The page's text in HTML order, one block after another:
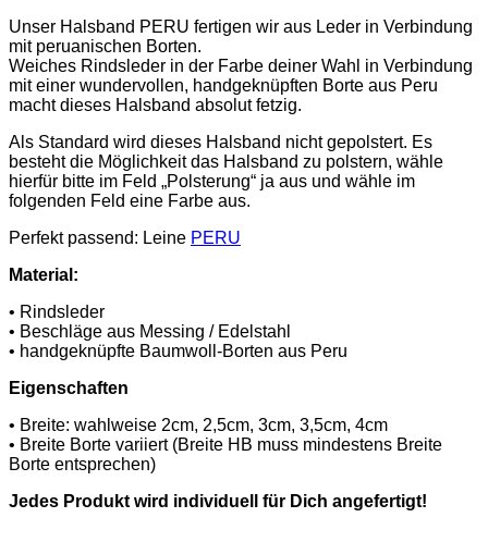
Unser Halsband PERU fertigen wir aus Leder in Verbindung
mit peruanischen Borten.
Weiches Rindsleder in der Farbe deiner Wahl in Verbindung
mit einer wundervollen, handgeknüpften Borte aus Peru
macht dieses Halsband absolut fetzig.
Als Standard wird dieses Halsband nicht gepolstert. Es
besteht die Möglichkeit das Halsband zu polstern, wähle
hierfür bitte im Feld „Polsterung“ ja aus und wähle im
folgenden Feld eine Farbe aus.
Perfekt passend: Leine PERU
Material:
• Rindsleder
• Beschläge aus Messing / Edelstahl
• handgeknüpfte Baumwoll-Borten aus Peru
Eigenschaften
• Breite: wahlweise 2cm, 2,5cm, 3cm, 3,5cm, 4cm
• Breite Borte variiert (Breite HB muss mindestens Breite
Borte entsprechen)
Jedes Produkt wird individuell für Dich angefertigt!